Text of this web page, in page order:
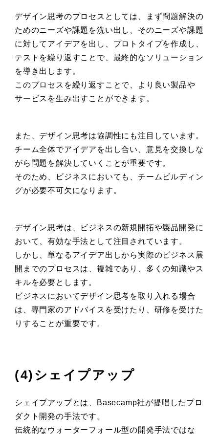
デザイン思考のプロセスとしては、まず問題解決の
ためのニーズや課題を洗い出し、そのニーズや課題
に対してアイデアを出し、プロトタイプを作成し、
テストを繰り返すことで、最終的なソリューション
を導き出します。
このプロセスを繰り返すことで、より良い製品や
サービスを生み出すことができます。
また、デザイン思考は協調性にも注目しています。
チーム全体でアイデアを出し合い、意見を交換しな
がら問題を解決していくことが重要です。
そのため、ビジネスにおいても、チームビルディン
グが必要不可欠になります。
デザイン思考は、ビジネスの新規開拓や製品開発に
おいて、有効な手法として注目されています。
しかし、単なるアイデア出しから実際のビジネス展
開までのプロセスは、複雑であり、多くの知識やス
キルを必要とします。
ビジネスにおいてデザイン思考を取り入れる場合
は、専門家のアドバイスを受けたり、研修を受けた
りすることが重要です。
(4)シェイプアップ
シェイプアップとは、Basecamp社が提唱したプロ
ダクト開発の手法です。
伝統的なウォーターフォール型の開発手法ではな